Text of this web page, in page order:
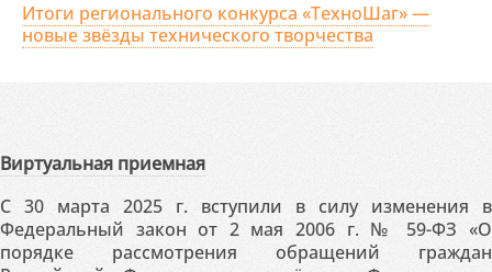
Итоги регионального конкурса «ТехноШаг» —
новые звёзды технического творчества
Виртуальная приемная
С 30 марта 2025 г. вступили в силу изменения в
Федеральный закон от 2 мая 2006 г. № 59-ФЗ «О
порядке рассмотрения обращений граждан